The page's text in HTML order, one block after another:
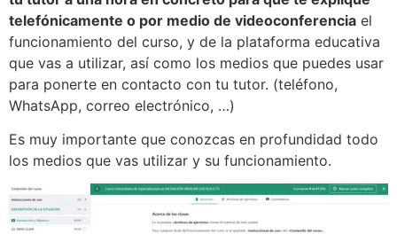
telefónicamente o por medio de videoconferencia el
funcionamiento del curso, y de la plataforma educativa
que vas a utilizar, así como los medios que puedes usar
para ponerte en contacto con tu tutor. (teléfono,
WhatsApp, correo electrónico, …)
Es muy importante que conozcas en profundidad todo
los medios que vas utilizar y su funcionamiento.